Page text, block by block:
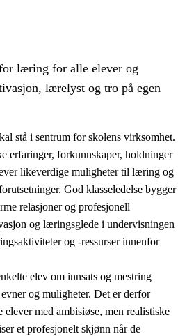
praksis
opplæring
og skole
læring for alle elever og
lærelyst og tro på egen
stå i sentrum for skolens virksomhet.
erfaringer, forkunnskaper, holdninger
likeverdige muligheter til læring og
God klasseledelse bygger
relasjoner og profesjonell
og læringsglede i undervisningen
og -ressurser innenfor
elev om innsats og mestring
og muligheter. Det er derfor
med ambisiøse, men realistiske
et profesjonelt skjønn når de